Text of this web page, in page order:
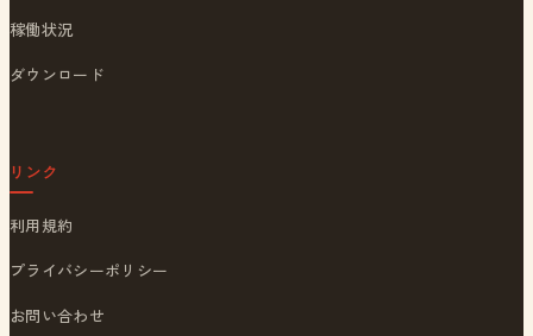
稼働状況
ダウンロード
リンク
利用規約
プライバシーポリシー
お問い合わせ